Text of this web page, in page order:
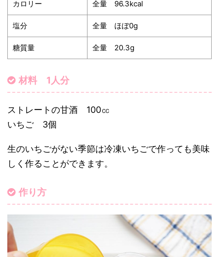
カロリー 全量 96.3kcal
塩分 全量 ほぼ0g
糖質量 全量 20.3g
材料 1人分
ストレートの甘酒 100㏄
いちご 3個
生のいちごがない季節は冷凍いちごで作っても美味
しく作ることができます。
作り方